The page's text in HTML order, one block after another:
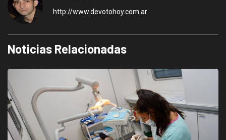
http://www.devotohoy.com.ar
Noticias Relacionadas